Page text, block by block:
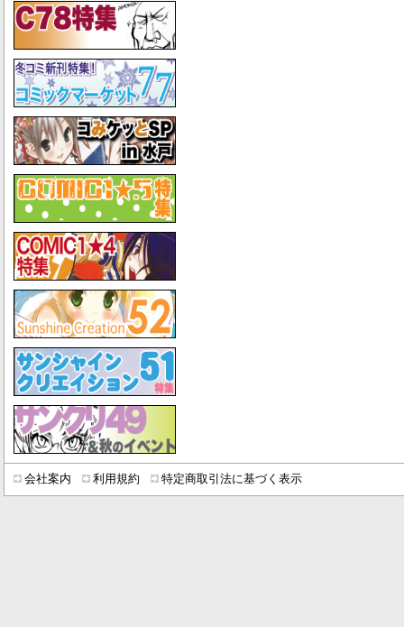
会社案内 利用規約 特定商取引法に基づく表示